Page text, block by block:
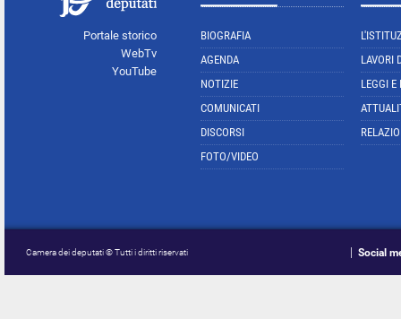
Portale storico
WebTv
YouTube
BIOGRAFIA
AGENDA
NOTIZIE
COMUNICATI
DISCORSI
FOTO/VIDEO
LAVORI
LEGGI E
Camera dei deputati © Tutti i diritti riservati Social